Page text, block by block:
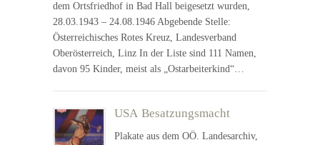
dem Ortsfriedhof in Bad Hall beigesetzt wurden,
28.03.1943 – 24.08.1946 Abgebende Stelle:
Österreichisches Rotes Kreuz, Landesverband
Oberösterreich, Linz In der Liste sind 111 Namen,
davon 95 Kinder, meist als „Ostarbeiterkind“…
USA Besatzungsmacht
Plakate aus dem OÖ. Landesarchiv,